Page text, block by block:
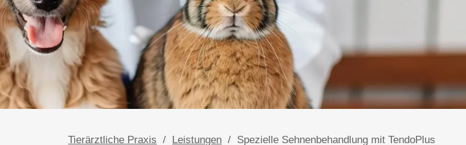
Ultraschall
Zahngesundheit - jetzt neu mit Zahnröntgen!
Zahnbehandlungen bei Heimtieren
Tierärztliche Praxis Leistungen Spezielle Sehnenbehandlung mit TendoPlus